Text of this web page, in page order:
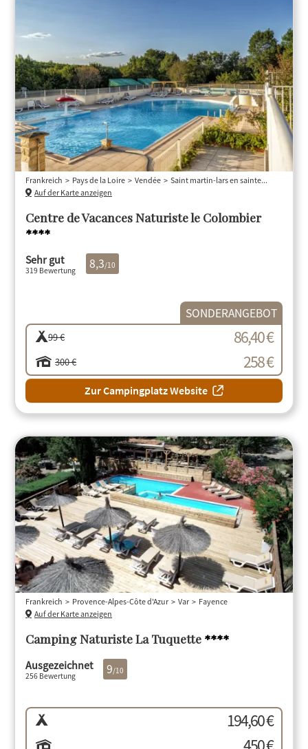
Centre de Vacances Naturiste le Colombier
****
Frankreich Pays de la Loire Vendée
Saint martin-lars en sainte...
Auf der Karte anzeigen
Sehr gut
319 Bewertung 8,3/10
SONDERANGEBOT
99 € 86,40 €
300 € 258 €
Zur Campingplatz Website
Camping Naturiste La Tuquette ****
Frankreich Provence-Alpes-Côte d'Azur Var
Fayence
Auf der Karte anzeigen
Ausgezeichnet
256 Bewertung 9/10
194,60 €